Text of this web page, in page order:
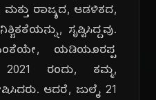
ಮತ್ತು ರಾಜ್ಯದ, ಆಡಳಿತದ,
ಸೃಷ್ಟಿಸಿದ್ದವು.
ಯಡಿಯೂರಪ್ಪ
ರಂದು, ತಮ್ಮ,
ಆದರೆ, ಜುಲೈ 21